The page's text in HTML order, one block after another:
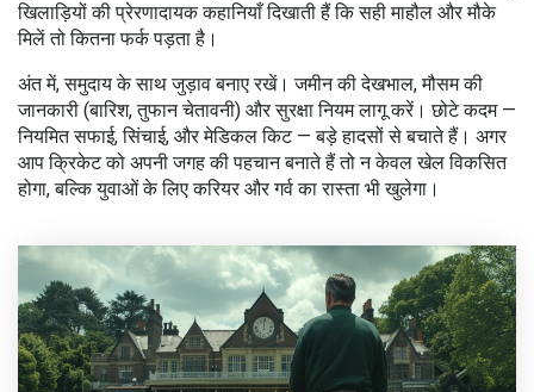
खिलाड़ियों की प्रेरणादायक कहानियाँ दिखाती हैं कि सही माहौल और मौके
मिलें तो कितना फर्क पड़ता है।
अंत में, समुदाय के साथ जुड़ाव बनाए रखें। जमीन की देखभाल, मौसम की
जानकारी (बारिश, तुफान चेतावनी) और सुरक्षा नियम लागू करें। छोटे कदम —
नियमित सफाई, सिंचाई, और मेडिकल किट — बड़े हादसों से बचाते हैं। अगर
आप क्रिकेट को अपनी जगह की पहचान बनाते हैं तो न केवल खेल विकसित
होगा, बल्कि युवाओं के लिए करियर और गर्व का रास्ता भी खुलेगा।